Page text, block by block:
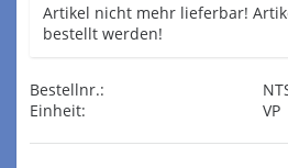
Artikel nicht mehr lieferbar!
bestellt werden!
Bestellnr.:
Einheit:
VP